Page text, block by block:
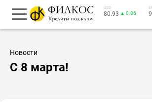
USD
80.93 ▲ 0.86
Новости
С 8 марта!